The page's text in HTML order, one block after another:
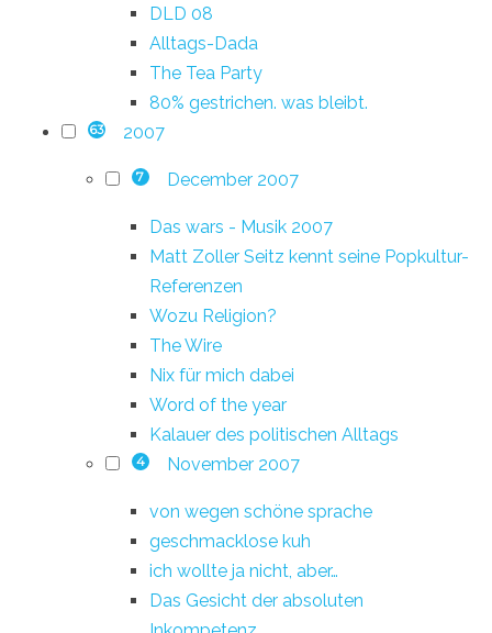
DLD 08
Alltags-Dada
The Tea Party
80% gestrichen. was bleibt.
63 2007
7 December 2007
Das wars - Musik 2007
Matt Zoller Seitz kennt seine Popkultur-
Referenzen
Wozu Religion?
The Wire
Nix für mich dabei
Word of the year
Kalauer des politischen Alltags
4 November 2007
von wegen schöne sprache
geschmacklose kuh
ich wollte ja nicht, aber…
Das Gesicht der absoluten